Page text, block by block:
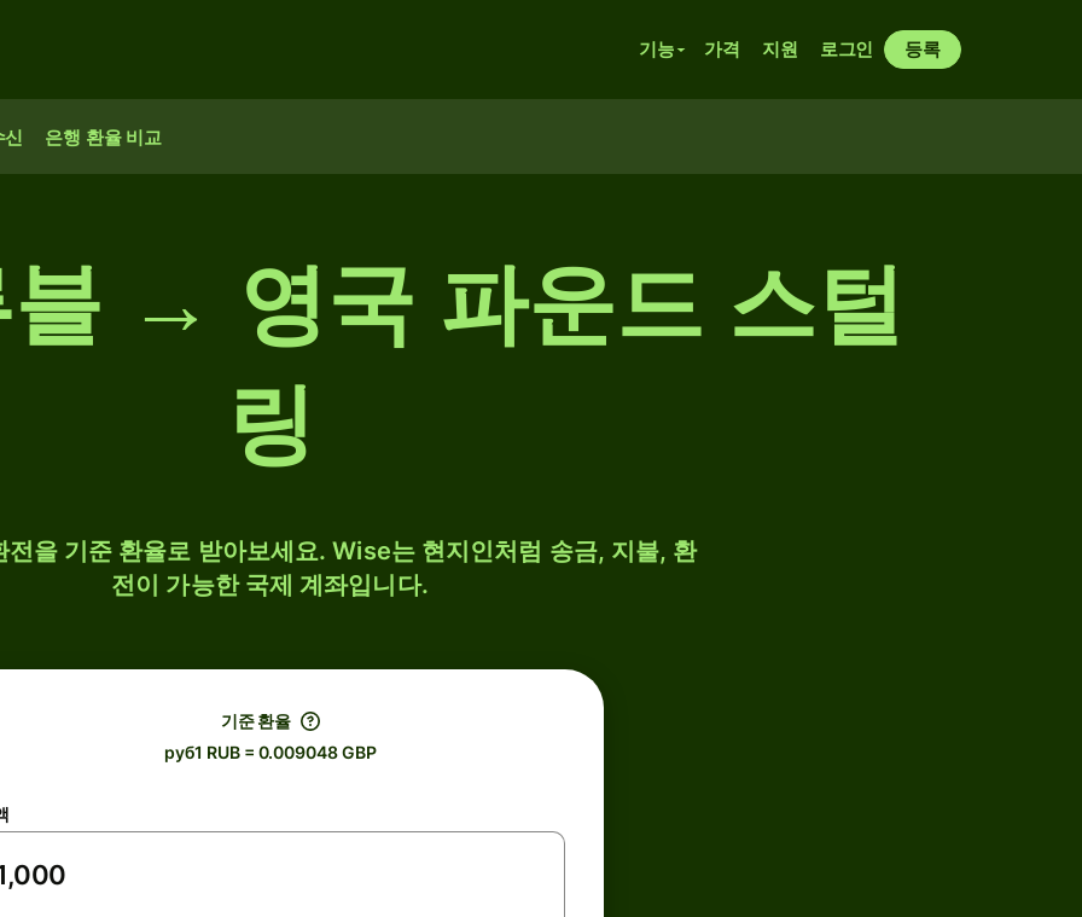
기능 가격 지원 로그인 등록
신 은행 환율 비교
→ 영국 파운드 스털
링
을 기준 환율로 받아보세요. Wise는 현지인처럼 송금, 지불, 환
전이 가능한 국제 계좌입니다.
기준 환율
руб1 RUB = 0.009048 GBP